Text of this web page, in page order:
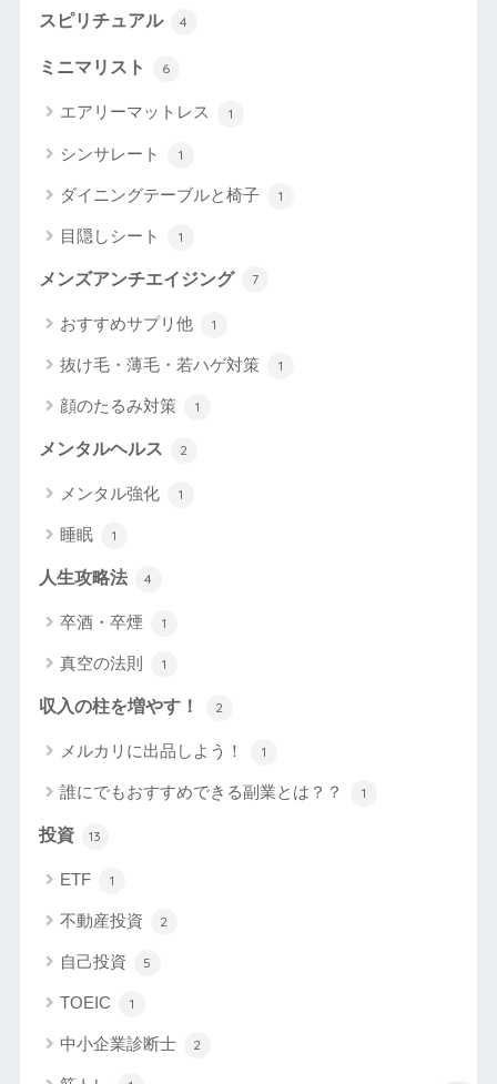
スピリチュアル 4
ミニマリスト 6
エアリーマットレス 1
シンサレート 1
ダイニングテーブルと椅子 1
目隠しシート 1
メンズアンチエイジング 7
おすすめサプリ他 1
抜け毛・薄毛・若ハゲ対策 1
顔のたるみ対策 1
メンタルヘルス 2
メンタル強化 1
睡眠 1
人生攻略法 4
卒酒・卒煙 1
真空の法則 1
収入の柱を増やす！ 2
メルカリに出品しよう！ 1
誰にでもおすすめできる副業とは？？ 1
投資 13
ETF 1
不動産投資 2
自己投資 5
TOEIC 1
中小企業診断士 2